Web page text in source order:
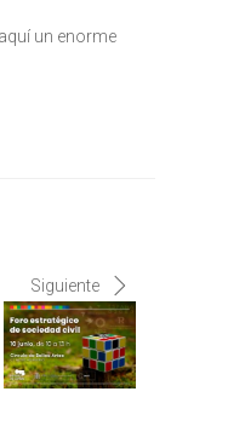
un enorme
Siguiente